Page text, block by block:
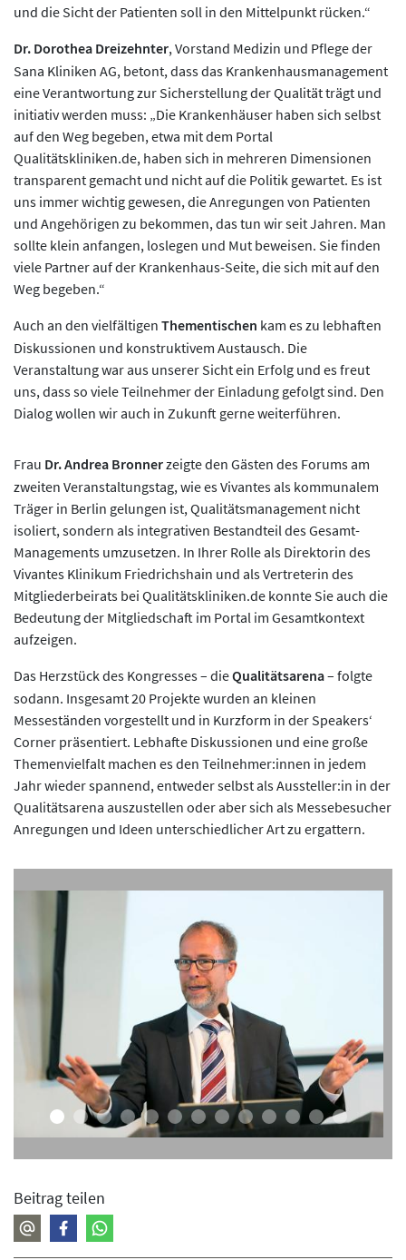
und die Sicht der Patienten soll in den Mittelpunkt rücken.“
Dr. Dorothea Dreizehnter, Vorstand Medizin und Pflege der
Sana Kliniken AG, betont, dass das Krankenhausmanagement
eine Verantwortung zur Sicherstellung der Qualität trägt und
initiativ werden muss: „Die Krankenhäuser haben sich selbst
auf den Weg begeben, etwa mit dem Portal
Qualitätskliniken.de, haben sich in mehreren Dimensionen
transparent gemacht und nicht auf die Politik gewartet. Es ist
uns immer wichtig gewesen, die Anregungen von Patienten
und Angehörigen zu bekommen, das tun wir seit Jahren. Man
sollte klein anfangen, loslegen und Mut beweisen. Sie finden
viele Partner auf der Krankenhaus-Seite, die sich mit auf den
Weg begeben.“
Auch an den vielfältigen Thementischen kam es zu lebhaften
Diskussionen und konstruktivem Austausch. Die
Veranstaltung war aus unserer Sicht ein Erfolg und es freut
uns, dass so viele Teilnehmer der Einladung gefolgt sind. Den
Dialog wollen wir auch in Zukunft gerne weiterführen.
Frau Dr. Andrea Bronnerzeigte den Gästen des Forums am
zweiten Veranstaltungstag, wie es Vivantes als kommunalem
Träger in Berlin gelungen ist, Qualitätsmanagement nicht
isoliert, sondern als integrativen Bestandteil des Gesamt-
Managements umzusetzen. In Ihrer Rolle als Direktorin des
Vivantes Klinikum Friedrichshain und als Vertreterin des
Mitgliederbeirats bei Qualitätskliniken.de konnte Sie auch die
Bedeutung der Mitgliedschaft im Portal im Gesamtkontext
aufzeigen.
Das Herzstück des Kongresses – dieQualitätsarena– folgte
sodann. Insgesamt 20 Projekte wurden an kleinen
Messeständen vorgestellt und in Kurzform in der Speakers‘
Corner präsentiert. Lebhafte Diskussionen und eine große
Themenvielfalt machen es den Teilnehmer:innen in jedem
Jahr wieder spannend, entweder selbst als Aussteller:in in der
Qualitätsarena auszustellen oder aber sich als Messebesucher
Anregungen und Ideen unterschiedlicher Art zu ergattern.
Beitrag teilen